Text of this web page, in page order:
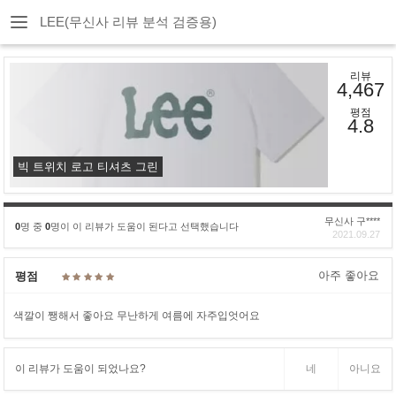
LEE(무신사 리뷰 분석 검증용)
빅 트위치 로고 티셔츠 그린
리뷰
4,467
평점
4.8
0명 중 0명이 이 리뷰가 도움이 된다고 선택했습니다
무신사 구****
2021.09.27
평점 아주 좋아요
색깔이 쨍해서 좋아요 무난하게 여름에 자주입엇어요
이 리뷰가 도움이 되었나요? 네 아니요